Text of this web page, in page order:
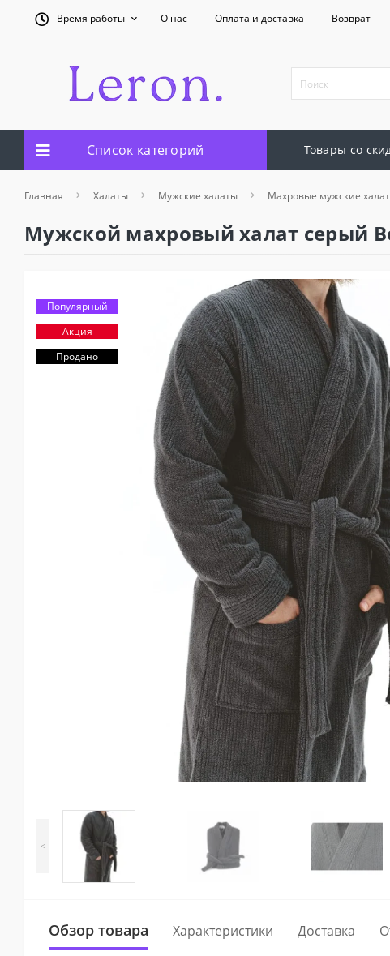
Время работы О нас Оплата и доставка Возврат
Список категорий Товары со
Главная Халаты Мужские халаты Махровые мужские
Мужской махровый халат серый
Популярный
Акция
Продано
<
Обзор товара Характеристики Доставка